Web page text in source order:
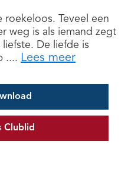
Teveel een
weg is als iemand zegt
De liefde is
.... Lees meer
Clublid